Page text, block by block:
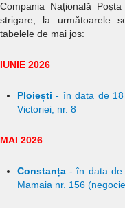
Compania Națională
strigare, la următoarele
tabelele de mai jos:
IUNIE 2026
Ploiești - în data de 18
Victoriei, nr. 8
MAI 2026
Constanța - în data de
Mamaia nr. 156